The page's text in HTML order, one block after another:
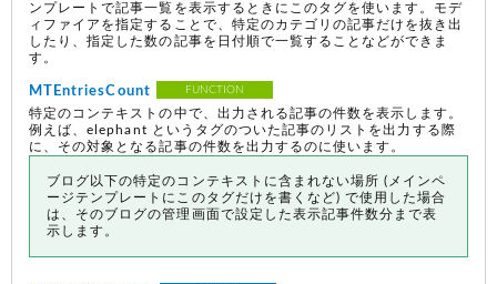
ンプレートで記事一覧を表示するときにこのタグを使います。モデ
ィファイアを指定することで、特定のカテゴリの記事だけを抜き出
したり、指定した数の記事を日付順で一覧することなどができま
す。
MTEntriesCount FUNCTION
特定のコンテキストの中で、出力される記事の件数を表示します。
例えば、elephant というタグのついた記事のリストを出力する際
に、その対象となる記事の件数を出力するのに使います。
ブログ以下の特定のコンテキストに含まれない場所(メインペ
ージテンプレートにこのタグだけを書くなど) で使用した場合
は、そのブログの管理画面で設定した表示記事件数分まで表
示します。